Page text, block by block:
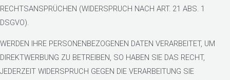
RECHTSANSPRÜCHEN (WIDERSPRUCH NACH ART. 21 ABS. 1
DSGVO).
WERDEN IHRE PERSONENBEZOGENEN DATEN VERARBEITET, UM
DIREKTWERBUNG ZU BETREIBEN, SO HABEN SIE DAS RECHT,
JEDERZEIT WIDERSPRUCH GEGEN DIE VERARBEITUNG SIE